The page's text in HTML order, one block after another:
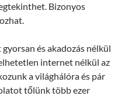
Bizonyos
és akadozás nélkül
internet nélkül az
a világhálóra és pár
tőlünk több ezer